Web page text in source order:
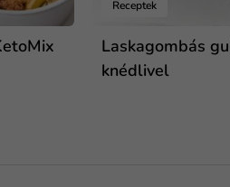
Receptek
Laskagombás
knédlivel